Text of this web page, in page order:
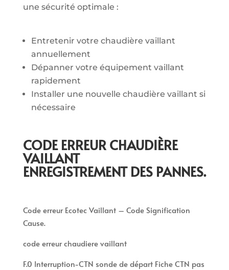
une sécurité optimale :
Entretenir votre chaudière vaillant
annuellement
Dépanner votre équipement vaillant
rapidement
Installer une nouvelle chaudière vaillant si
nécessaire
CODE ERREUR CHAUDIÈRE
VAILLANT
ENREGISTREMENT DES PANNES.
Code erreur Ecotec Vaillant – Code Signification
Cause.
code erreur chaudiere vaillant
F.0 Interruption-CTN sonde de départ Fiche CTN pas